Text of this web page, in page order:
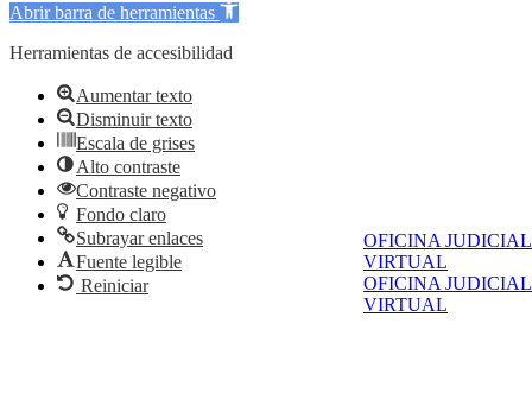
OFICINA JUDICIAL
VIRTUAL
OFICINA JUDICIAL
VIRTUAL
Abrir barra de herramientas
Herramientas de accesibilidad
Aumentar texto
Disminuir texto
Escala de grises
Alto contraste
Contraste negativo
Fondo claro
Subrayar enlaces
Fuente legible
Reiniciar